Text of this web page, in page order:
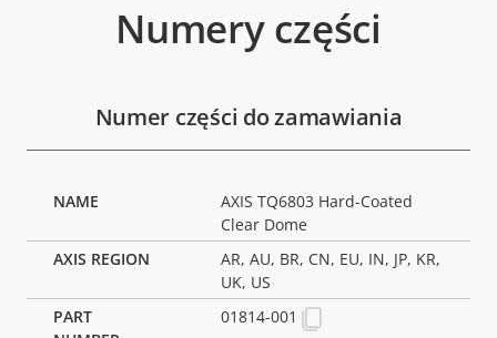
Numery części
Numer części do zamawiania
AXIS TQ6803 Hard-Coated
Clear Dome
AR, AU, BR, CN, EU, IN, JP, KR,
UK, US
01814-001